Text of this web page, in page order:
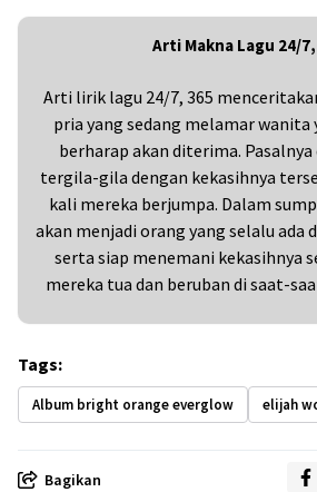
Arti Makna Lagu 24/7,
Arti lirik lagu 24/7, 365
pria yang sedang melamar wanita
berharap akan diterima.
tergila-gila dengan kekasihnya
kali mereka berjumpa. Dalam
akan menjadi orang yang selalu ada
serta siap menemani kekasihnya
mereka tua dan beruban di saat-
Tags:
Album bright orange everglow elijah
Bagikan